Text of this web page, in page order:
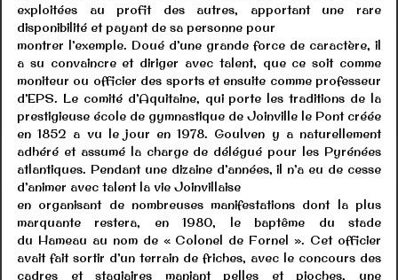
exploitées au profit des autres, apportant une rare
disponibilité et payant de sa personne pour
montrer l’exemple. Doué d’une grande force de caractère, il
a su convaincre et diriger avec talent, que ce soit comme
moniteur ou officier des sports et ensuite comme professeur
d’EPS. Le comité d’Aquitaine, qui porte les traditions de la
prestigieuse école de gymnastique de Joinville le Pont créée
en 1852 a vu le jour en 1978. Goulven y a naturellement
adhéré et assumé la charge de délégué pour les Pyrénées
atlantiques. Pendant une dizaine d’années, il n’a eu de cesse
d’animer avec talent la vie Joinvillaise
en organisant de nombreuses manifestations dont la plus
marquante restera, en 1980, le baptême du stade
du Hameau au nom de « Colonel de Fornel ». Cet officier
avait fait sortir d’un terrain de friches, avec le concours des
cadres et stagiaires maniant pelles et pioches, une